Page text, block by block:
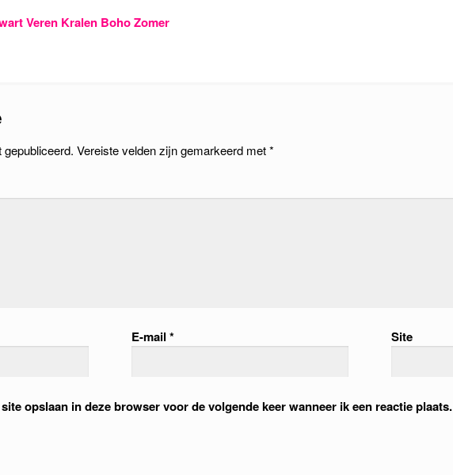
Veren Kralen Boho Zomer
Vereiste velden zijn gemarkeerd met*
E-mail* Site
opslaan in deze browser voor de volgende keer wanneer ik een reactie plaats.